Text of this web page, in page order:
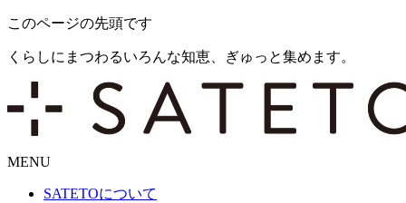
このページの先頭です
くらしにまつわるいろんな知恵、ぎゅっと集めます。
MENU
SATETOについて